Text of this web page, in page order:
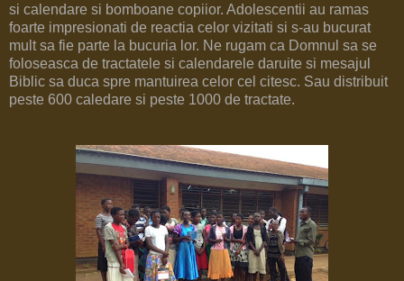
si calendare si bomboane copiior. Adolescentii au ramas
foarte impresionati de reactia celor vizitati si s-au bucurat
mult sa fie parte la bucuria lor. Ne rugam ca Domnul sa se
foloseasca de tractatele si calendarele daruite si mesajul
Biblic sa duca spre mantuirea celor cel citesc. Sau distribuit
peste 600 caledare si peste 1000 de tractate.